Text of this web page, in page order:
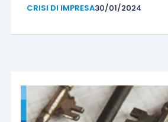
CRISI DI IMPRESA30/01/2024